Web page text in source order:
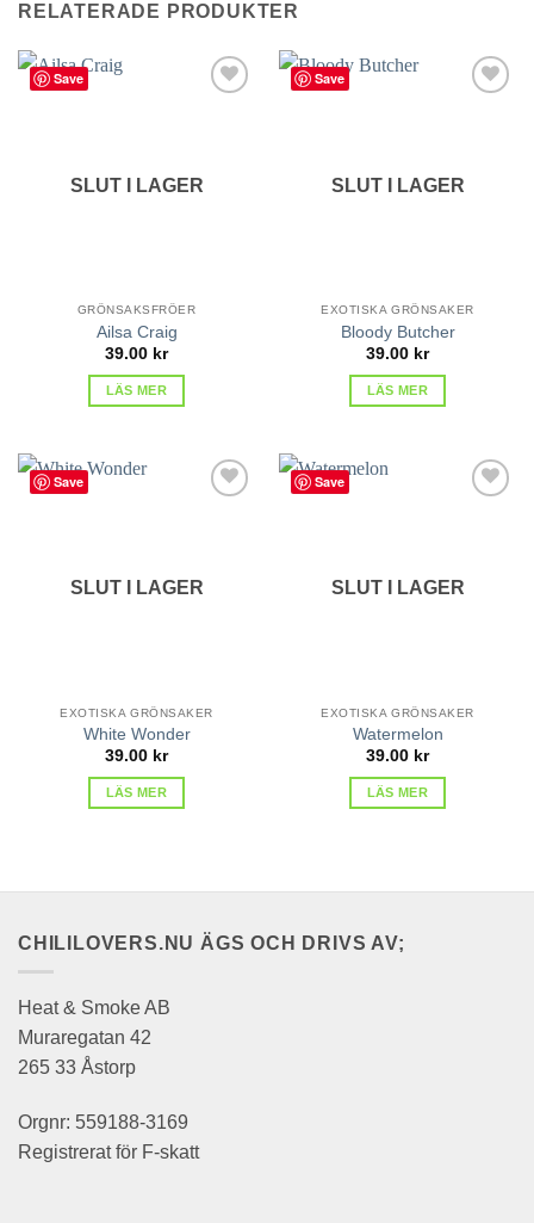
RELATERADE PRODUKTER
Save
SLUT I LAGER
GRÖNSAKSFRÖER
Ailsa Craig
39.00 kr
LÄS MER
Save
SLUT I LAGER
EXOTISKA GRÖNSAKER
Bloody Butcher
39.00 kr
LÄS MER
Save
SLUT I LAGER
EXOTISKA GRÖNSAKER
White Wonder
39.00 kr
LÄS MER
Save
SLUT I LAGER
EXOTISKA GRÖNSAKER
Watermelon
39.00 kr
LÄS MER
CHILILOVERS.NU ÄGS OCH DRIVS AV;
Heat & Smoke AB
Muraregatan 42
265 33 Åstorp
Orgnr: 559188-3169
Registrerat för F-skatt